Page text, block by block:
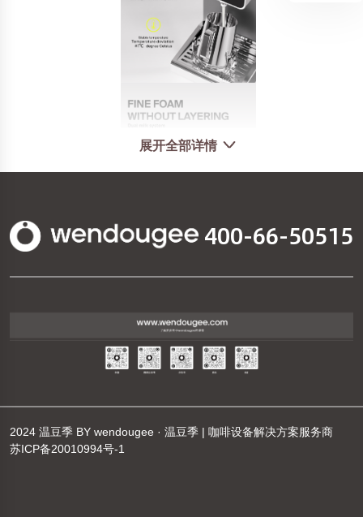
展开全部详情
400-66-50515
2024 温豆季 BY wendougee · 温豆季 | 咖啡设备解决方案服务商
苏ICP备20010994号-1